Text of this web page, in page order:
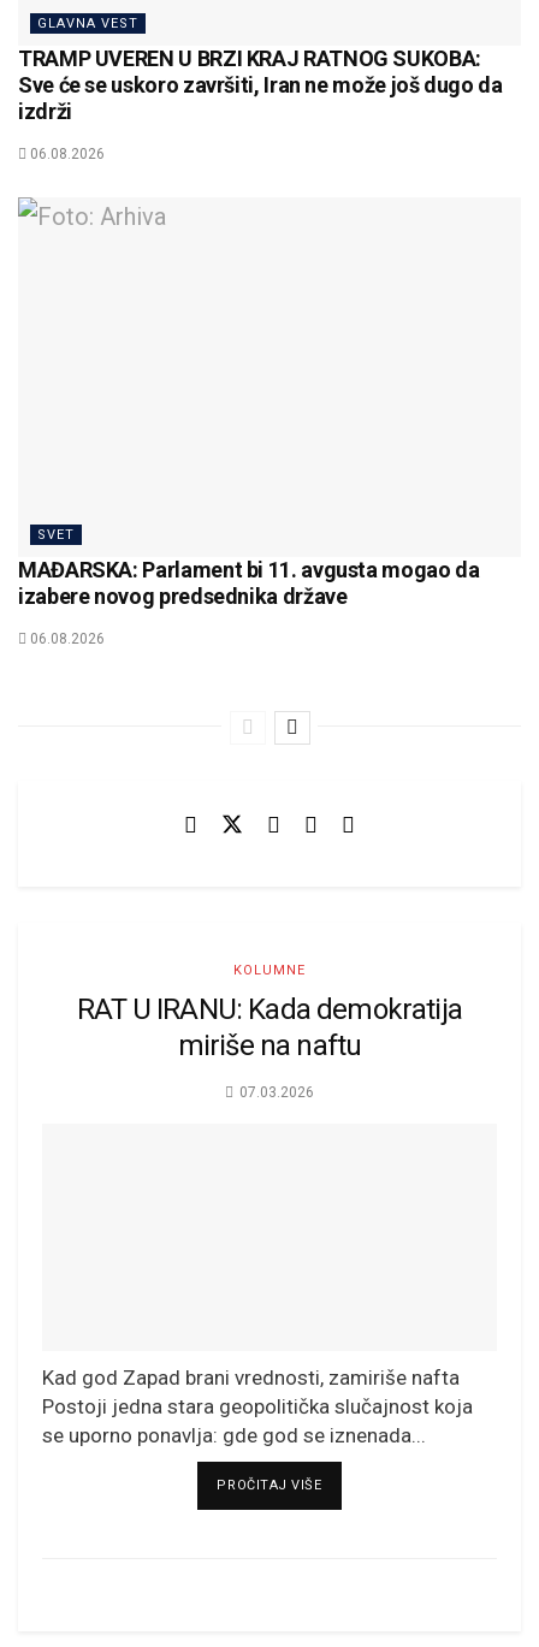
GLAVNA VEST
TRAMP UVEREN U BRZI KRAJ RATNOG SUKOBA:
Sve će se uskoro završiti, Iran ne može još dugo da
izdrži
06.08.2026
SVET
MAĐARSKA: Parlament bi 11. avgusta mogao da
izabere novog predsednika države
06.08.2026
KOLUMNE
RAT U IRANU: Kada demokratija
miriše na naftu
07.03.2026
Kad god Zapad brani vrednosti, zamiriše nafta
Postoji jedna stara geopolitička slučajnost koja
se uporno ponavlja: gde god se iznenada...
PROČITAJ VIŠEDETAILS